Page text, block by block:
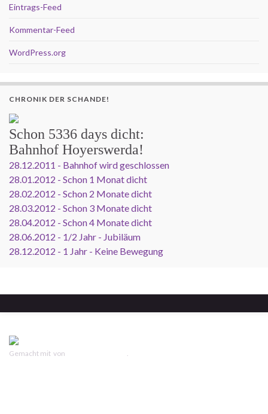
Eintrags-Feed
Kommentar-Feed
WordPress.org
CHRONIK DER SCHANDE!
Schon 5336 days dicht:
Bahnhof Hoyerswerda!
28.12.2011 - Bahnhof wird geschlossen
28.01.2012 - Schon 1 Monat dicht
28.02.2012 - Schon 2 Monate dicht
28.03.2012 - Schon 3 Monate dicht
28.04.2012 - Schon 4 Monate dicht
28.06.2012 - 1/2 Jahr - Jubiläum
28.12.2012 - 1 Jahr - Keine Bewegung
Gemacht mit von .